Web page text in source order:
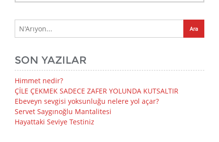
SON YAZILAR
Himmet nedir?
ÇİLE ÇEKMEK SADECE ZAFER YOLUNDA KUTSALTIR
Ebeveyn sevgisi yoksunluğu nelere yol açar?
Servet Saygınoğlu Mantalitesi
Hayattaki Seviye Testiniz